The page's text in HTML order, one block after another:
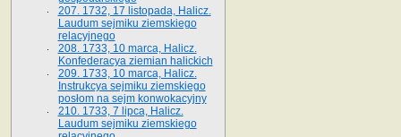
207. 1732, 17 listopada, Halicz.
Laudum sejmiku ziemskiego
relacyjnego
208. 1733, 10 marca, Halicz.
Konfederacya ziemian halickich­
209. 1733, 10 marca, Halicz.
Instrukcya sejmiku ziemskiego
posłom na sejm konwokacyjny
210. 1733, 7 lipca, Halicz.
Laudum sejmiku ziemskiego